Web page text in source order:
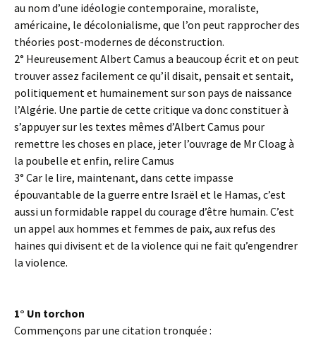
au nom d’une idéologie contemporaine, moraliste,
américaine, le décolonialisme, que l’on peut rapprocher des
théories post-modernes de déconstruction.
2° Heureusement Albert Camus a beaucoup écrit et on peut
trouver assez facilement ce qu’il disait, pensait et sentait,
politiquement et humainement sur son pays de naissance
l’Algérie. Une partie de cette critique va donc constituer à
s’appuyer sur les textes mêmes d’Albert Camus pour
remettre les choses en place, jeter l’ouvrage de Mr Cloag à
la poubelle et enfin, relire Camus
3° Car le lire, maintenant, dans cette impasse
épouvantable de la guerre entre Israël et le Hamas, c’est
aussi un formidable rappel du courage d’être humain. C’est
un appel aux hommes et femmes de paix, aux refus des
haines qui divisent et de la violence qui ne fait qu’engendrer
la violence.
1° Un torchon
Commençons par une citation tronquée :